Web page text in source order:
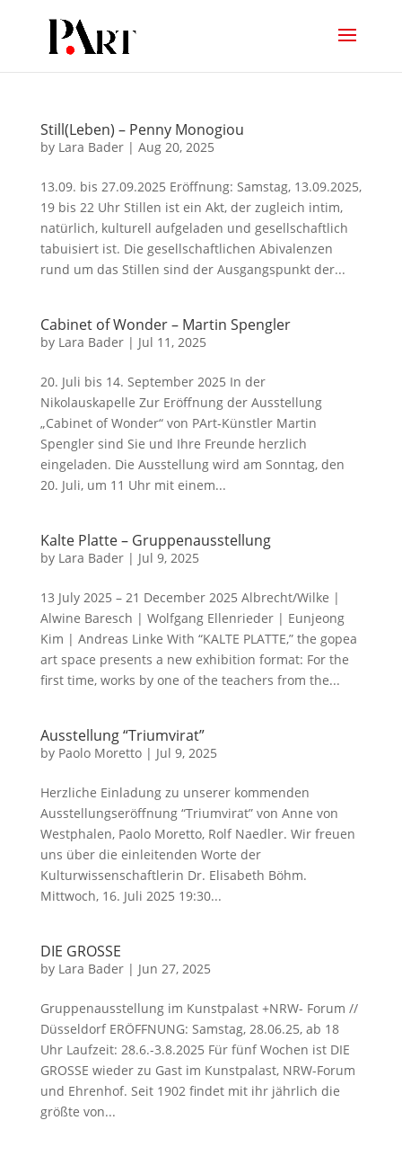
Still(Leben) – Penny Monogiou
by Lara Bader| Aug 20, 2025
13.09. bis 27.09.2025 Eröffnung: Samstag, 13.09.2025,
19 bis 22 Uhr Stillen ist ein Akt, der zugleich intim,
natürlich, kulturell aufgeladen und gesellschaftlich
tabuisiert ist. Die gesellschaftlichen Abivalenzen
rund um das Stillen sind der Ausgangspunkt der...
Cabinet of Wonder – Martin Spengler
by Lara Bader| Jul 11, 2025
20. Juli bis 14. September 2025 In der
Nikolauskapelle Zur Eröffnung der Ausstellung
„Cabinet of Wonder“ von PArt-Künstler Martin
Spengler sind Sie und Ihre Freunde herzlich
eingeladen. Die Ausstellung wird am Sonntag, den
20. Juli, um 11 Uhr mit einem...
Kalte Platte – Gruppenausstellung
by Lara Bader| Jul 9, 2025
13 July 2025 – 21 December 2025 Albrecht/Wilke |
Alwine Baresch | Wolfgang Ellenrieder | Eunjeong
Kim | Andreas Linke With “KALTE PLATTE,” the gopea
art space presents a new exhibition format: For the
first time, works by one of the teachers from the...
Ausstellung “Triumvirat”
by Paolo Moretto| Jul 9, 2025
Herzliche Einladung zu unserer kommenden
Ausstellungseröffnung “Triumvirat” von Anne von
Westphalen, Paolo Moretto, Rolf Naedler. Wir freuen
uns über die einleitenden Worte der
Kulturwissenschaftlerin Dr. Elisabeth Böhm.
Mittwoch, 16. Juli 2025 19:30...
DIE GROSSE
by Lara Bader| Jun 27, 2025
Gruppenausstellung im Kunstpalast +NRW- Forum //
Düsseldorf ERÖFFNUNG: Samstag, 28.06.25, ab 18
Uhr Laufzeit: 28.6.-3.8.2025 Für fünf Wochen ist DIE
GROSSE wieder zu Gast im Kunstpalast, NRW-Forum
und Ehrenhof. Seit 1902 findet mit ihr jährlich die
größte von...